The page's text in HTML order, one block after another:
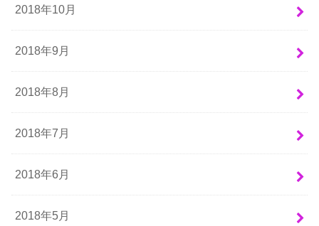
2018年10月
2018年9月
2018年8月
2018年7月
2018年6月
2018年5月